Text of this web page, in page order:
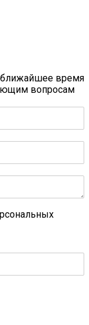
ближайшее время
вопросам